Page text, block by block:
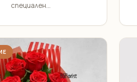
специален...